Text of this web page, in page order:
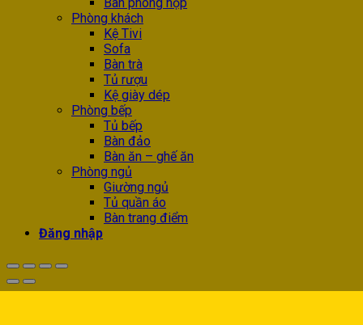
Phòng khách
Kệ Tivi
Sofa
Bàn trà
Tủ rượu
Kệ giày dép
Phòng bếp
Tủ bếp
Bàn đảo
Bàn ăn – ghế ăn
Phòng ngủ
Giường ngủ
Tủ quần áo
Bàn trang điểm
Đăng nhập